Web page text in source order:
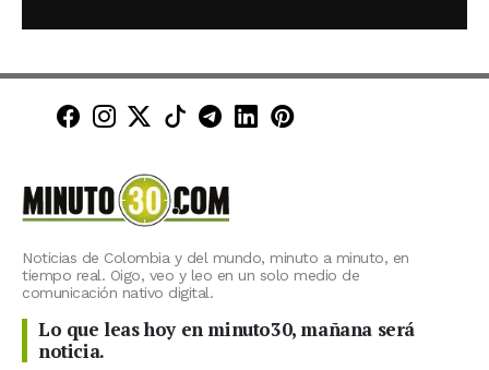
Minuto30 en Facebook
Minuto30 en Instagram
Minuto30 en X (Twitter)
Minuto30 en TikTok
Canal de Minuto30 en
Minuto30 en LinkedIn
Minuto30 en
Noticias de Colombia y del mundo, minuto a minuto, en
tiempo real. Oigo, veo y leo en un solo medio de
comunicación nativo digital.
Lo que leas hoy en minuto30, mañana será
noticia.